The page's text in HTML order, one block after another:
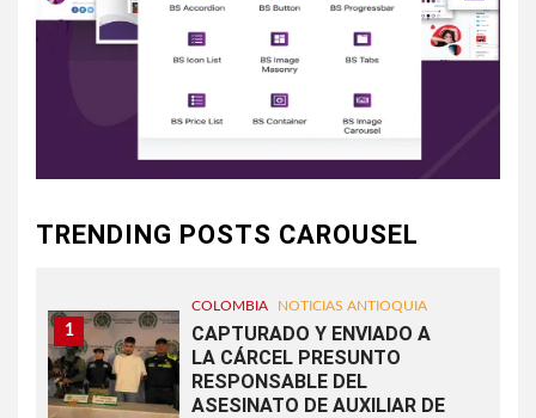
TRENDING POSTS CAROUSEL
1
COLOMBIA NOTICIAS ANTIOQUIA
CAPTURADO Y ENVIADO A
LA CÁRCEL PRESUNTO
RESPONSABLE DEL
ASESINATO DE AUXILIAR DE